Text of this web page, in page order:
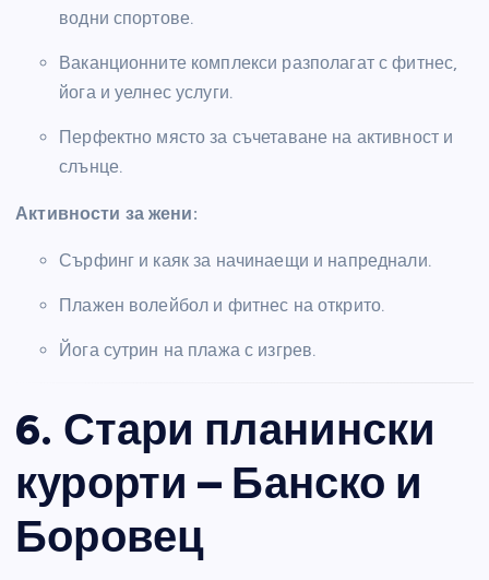
водни спортове.
Ваканционните комплекси разполагат с фитнес,
йога и уелнес услуги.
Перфектно място за съчетаване на активност и
слънце.
Активности за жени:
Сърфинг и каяк за начинаещи и напреднали.
Плажен волейбол и фитнес на открито.
Йога сутрин на плажа с изгрев.
6. Стари планински
курорти – Банско и
Боровец